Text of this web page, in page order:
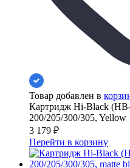
Товар добавлен в
Картридж Hi-Black
200/205/300/305, Yellow
3 179 ₽
Перейти в корзину